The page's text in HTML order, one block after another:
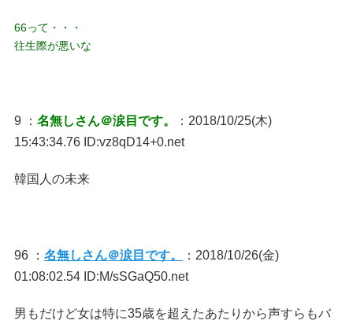
66って・・・
往生際が悪いな
9 ： 名無しさん＠涙目です。
：2018/10/25(木)
15:43:34.76 ID:vz8qD14+0.net
韓国人の未来
96 ： 名無しさん＠涙目です。
：2018/10/26(金)
01:08:02.54 ID:M/sSGaQ50.net
男もだけど女は特に35歳を超えたあたりから声すらもバ